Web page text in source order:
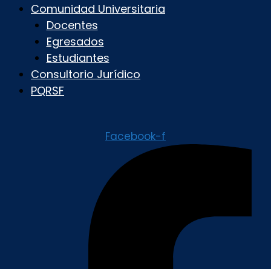
Comunidad Universitaria
Docentes
Egresados
Estudiantes
Consultorio Jurídico
PQRSF
Facebook-f